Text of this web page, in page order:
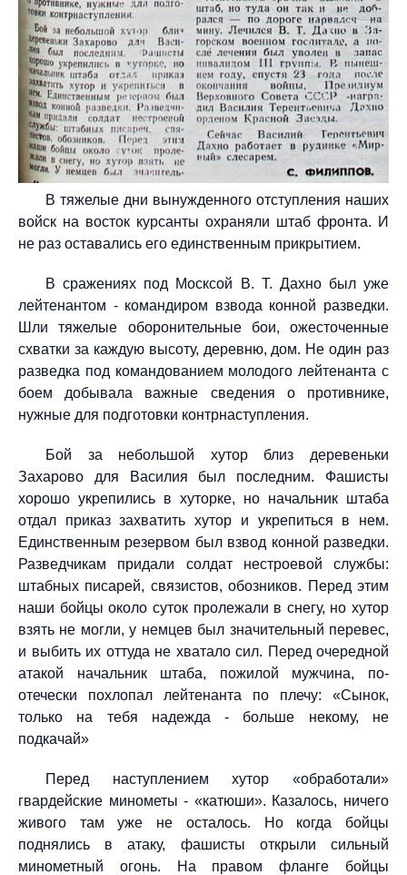
В тяжелые дни вынужденного отступления наших
войск на восток курсанты охраняли штаб фронта. И
не раз оставались его единственным прикрытием.
В сражениях под Москсой В. Т. Дахно был уже
лейтенантом - командиром взвода конной разведки.
Шли тяжелые оборонительные бои, ожесточенные
схватки за каждую высоту, деревню, дом. Не один раз
разведка под командованием молодого лейтенанта с
боем добывала важные сведения о противнике,
нужные для подготовки контрнаступления.
Бой за небольшой хутор близ деревеньки
Захарово для Василия был последним. Фашисты
хорошо укрепились в хуторке, но начальник штаба
отдал приказ захватить хутор и укрепиться в нем.
Единственным резервом был взвод конной разведки.
Разведчикам придали солдат нестроевой службы:
штабных писарей, связистов, обозников. Перед этим
наши бойцы около суток пролежали в снегу, но хутор
взять не могли, у немцев был значительный перевес,
и выбить их оттуда не хватало сил. Перед очередной
атакой начальник штаба, пожилой мужчина, по-
отечески похлопал лейтенанта по плечу: «Сынок,
только на тебя надежда - больше некому, не
подкачай»
Перед наступлением хутор «обработали»
гвардейские минометы - «катюши». Казалось, ничего
живого там уже не осталось. Но когда бойцы
поднялись в атаку, фашисты открыли сильный
минометный огонь. На правом фланге бойцы